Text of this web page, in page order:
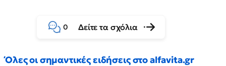
0 Δείτε τα σχόλια
Όλες οι σημαντικές ειδήσεις στο alfavita.gr